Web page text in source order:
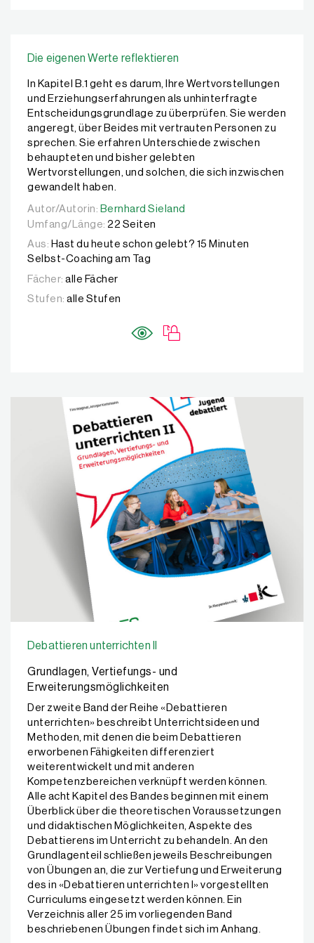
Die eigenen Werte reflektieren
In Kapitel B.1 geht es darum, Ihre Wertvorstellungen
und Erziehungserfahrungen als unhinterfragte
Entscheidungsgrundlage zu überprüfen. Sie werden
angeregt, über Beides mit vertrauten Personen zu
sprechen. Sie erfahren Unterschiede zwischen
behaupteten und bisher gelebten
Wertvorstellungen, und solchen, die sich inzwischen
gewandelt haben.
Autor/Autorin: Bernhard Sieland
Autor/Autorin: Bernhard Sieland
Umfang/Länge: 22 Seiten
Aus: Hast du heute schon gelebt? 15 Minuten
Selbst-Coaching am Tag
Fächer: alle Fächer
Stufen: alle Stufen
Debattieren unterrichten II
Grundlagen, Vertiefungs- und
Erweiterungsmöglichkeiten
Der zweite Band der Reihe «Debattieren
unterrichten» beschreibt Unterrichtsideen und
Methoden, mit denen die beim Debattieren
erworbenen Fähigkeiten differenziert
weiterentwickelt und mit anderen
Kompetenzbereichen verknüpft werden können.
Alle acht Kapitel des Bandes beginnen mit einem
Überblick über die theoretischen Voraussetzungen
und didaktischen Möglichkeiten, Aspekte des
Debattierens im Unterricht zu behandeln. An den
Grundlagenteil schließen jeweils Beschreibungen
von Übungen an, die zur Vertiefung und Erweiterung
des in «Debattieren unterrichten I» vorgestellten
Curriculums eingesetzt werden können. Ein
Verzeichnis aller 25 im vorliegenden Band
beschriebenen Übungen findet sich im Anhang.